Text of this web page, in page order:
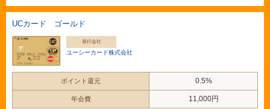
UCカード ゴールド
発行会社
ユーシーカード株式会社
ポイント還元 0.5%
年会費 11,000円